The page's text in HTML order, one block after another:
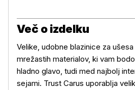
Več o izdelku
Velike, udobne blazinice za
mrežastih materialov, ki vam
hladno glavo, tudi med najbolj
sejami. Trust Carus uporablja